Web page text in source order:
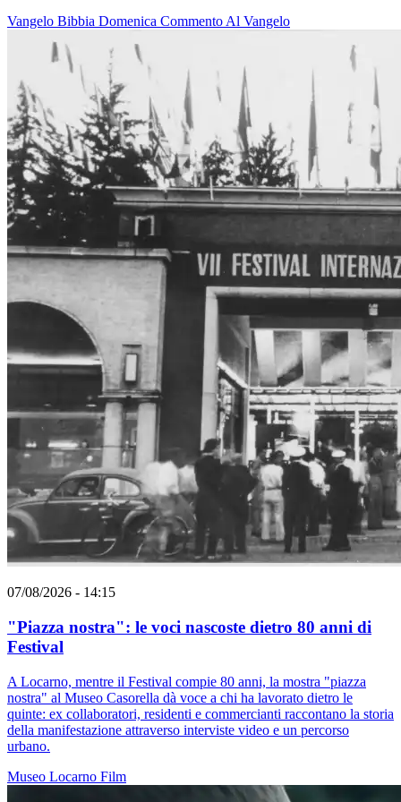
Vangelo Bibbia Domenica Commento Al Vangelo
07/08/2026 - 14:15
"Piazza nostra": le voci nascoste dietro 80 anni di
Festival
A Locarno, mentre il Festival compie 80 anni, la mostra "piazza
nostra" al Museo Casorella dà voce a chi ha lavorato dietro le
quinte: ex collaboratori, residenti e commercianti raccontano la storia
della manifestazione attraverso interviste video e un percorso
urbano.
Museo Locarno Film